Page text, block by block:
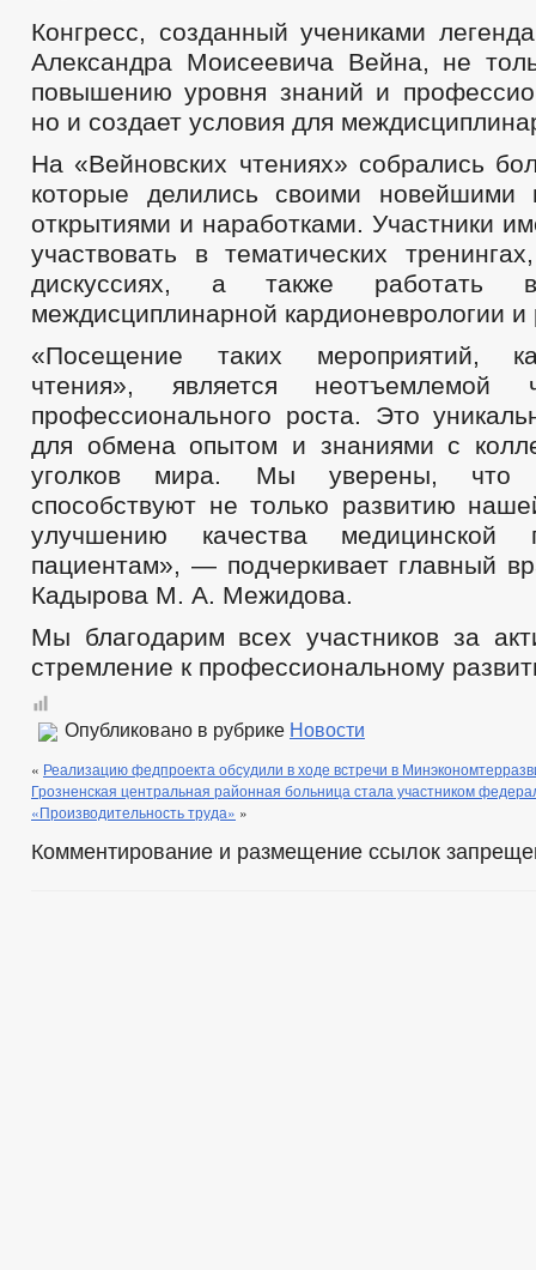
Конгресс, созданный учениками
Александра Моисеевича Вейна, не
повышению уровня знаний и
но и создает условия для
На «Вейновских чтениях» собрались
которые делились своими новейшими
открытиями и наработками. Участники
участвовать в тематических
дискуссиях, а также работать
междисциплинарной кардионеврологии и
«Посещение таких мероприятий,
чтения», является неотъемлемой
профессионального роста. Это
для обмена опытом и знаниями с
уголков мира. Мы уверены, что
способствуют не только развитию
улучшению качества
пациентам», — подчеркивает главный
Кадырова М. А. Межидова.
Мы благодарим всех участников за
стремление к профессиональному
Опубликовано в рубрике Новости
« Реализацию федпроекта обсудили в ходе встречи в
Грозненская центральная районная больница стала участником
«Производительность труда» »
Комментирование и размещение ссылок